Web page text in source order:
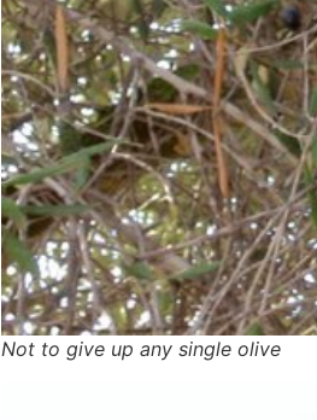
Not to give up any single olive